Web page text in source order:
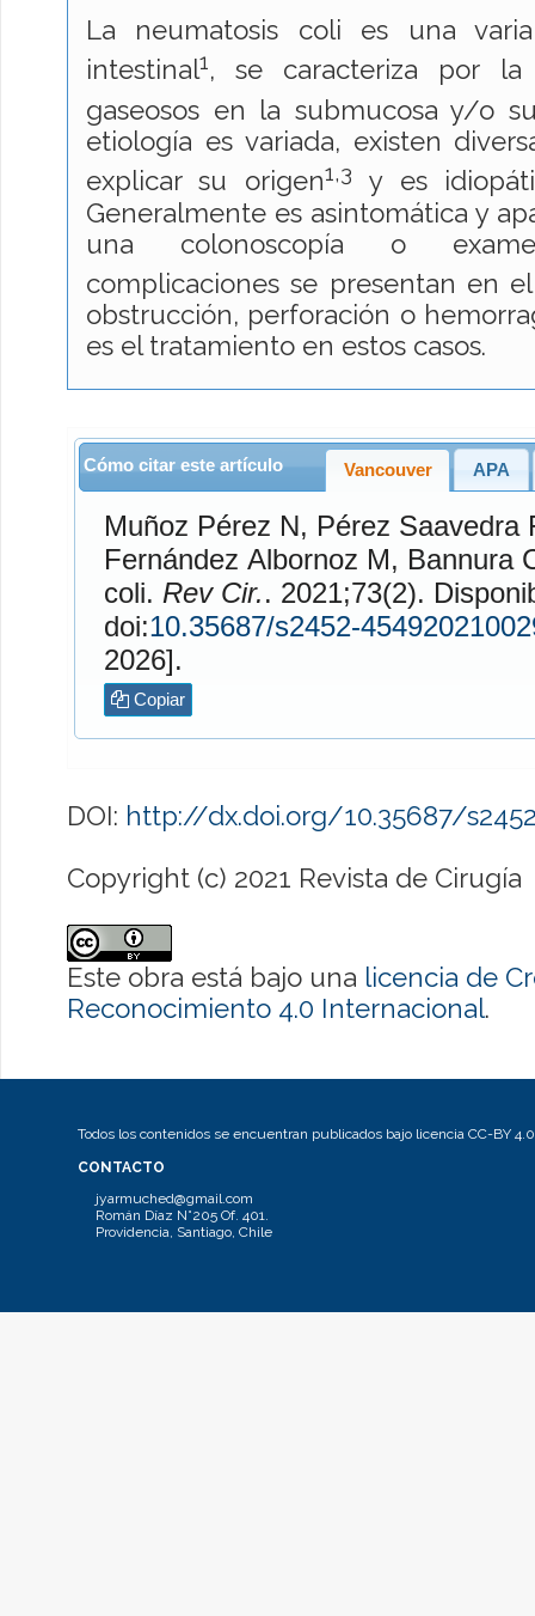
La neumatosis coli es una
intestinal1, se caracteriza por la
gaseosos en la submucosa y/o
etiología es variada, existen
explicar su origen1,3
y es
Generalmente es asintomática y
una colonoscopía o
complicaciones se presentan en el
obstrucción, perforación o
es el tratamiento en estos casos.
Cómo citar este artículo Vancouver APA
Muñoz Pérez N, Pérez Saavedra
Fernández Albornoz M, Bannura
coli. Rev Cir.. 2021;73(2). Disponible en:
doi:10.35687/s2452-
2026].
Copiar
DOI: http://dx.doi.org/10.35687/
Copyright (c) 2021 Revista de Cirugía
Este obra está bajo una licencia de
Reconocimiento 4.0 Internacional.
Todos los contenidos se encuentran publicados bajo licencia CC-BY 4.0
CONTACTO
jyarmuched@gmail.com
Román Díaz N°205 Of. 401.
Providencia, Santiago, Chile